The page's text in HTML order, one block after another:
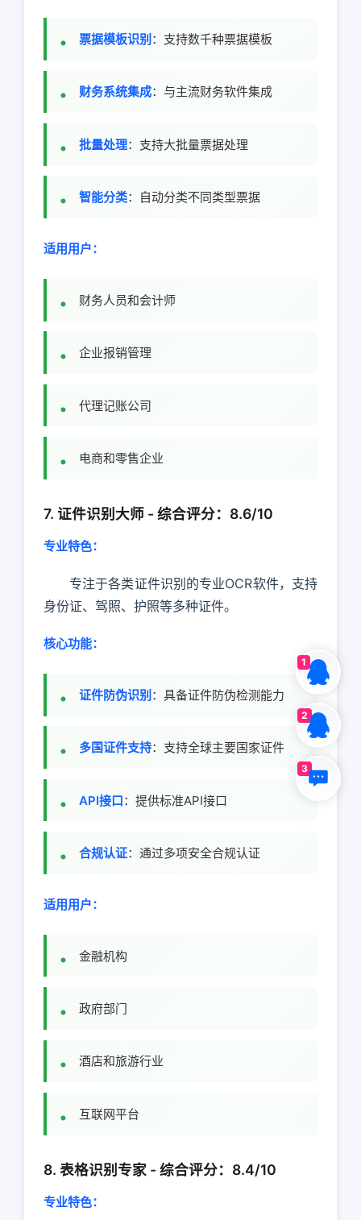
票据模板识别 ：支持数千种票据模板
财务系统集成：与主流财务软件集成
批量处理：支持大批量票据处理
智能分类：自动分类不同类型票据
适用用户：
财务人员和会计师
企业报销管理
代理记账公司
电商和零售企业
7. 证件识别大师 - 综合评分：8.6/10
专业特色：
专注于各类证件识别的专业OCR软件，支持
身份证、驾照、护照等多种证件。
核心功能：
证件防伪识别 ：具备证件防伪检测能力
多国证件支持：支持全球主要国家证件
API接口：提供标准API接口
合规认证：通过多项安全合规认证
适用用户：
金融机构
政府部门
酒店和旅游行业
互联网平台
8. 表格识别专家 - 综合评分：8.4/10
专业特色：
1
2
3